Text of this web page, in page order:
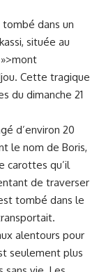
dans‍ un
située au
Cette tragique
du dimanche 21
d’environ 20
le nom de Boris,
carottes qu’il
de traverser
tombé dans le
⁢alentours pour
seulement​ plus